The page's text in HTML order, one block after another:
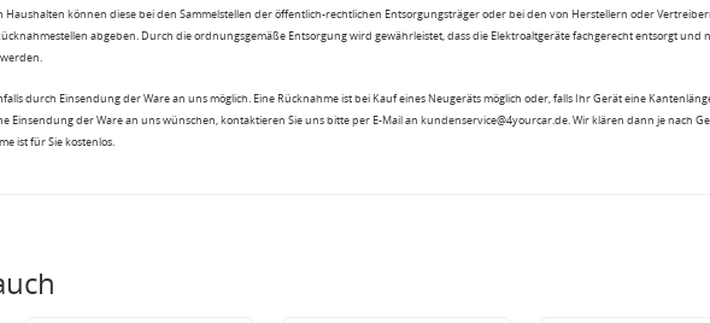
Haushalten können diese bei den Sammelstellen der öffentlich-rechtlichen Entsorgungsträger oder bei den von Herstellern oder
abgeben. Durch die ordnungsgemäße Entsorgung wird gewährleistet, dass die Elektroaltgeräte fachgerecht entsorgt und
durch Einsendung der Ware an uns möglich. Eine Rücknahme ist bei Kauf eines Neugeräts möglich oder, falls Ihr Gerät eine
Einsendung der Ware an uns wünschen, kontaktieren Sie uns bitte per E-Mail an kundenservice@4yourcar.de. Wir klären dann je nach
ist für Sie kostenlos.